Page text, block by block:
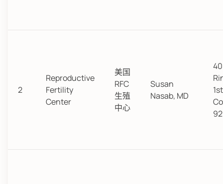
2
Reproductive
Fertility
Center
美国
RFC
生殖
中心
Susan
Nasab, MD